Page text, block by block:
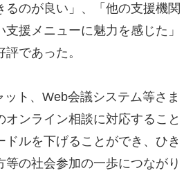
るのが良い」、「他の支援機関
支援メニューに魅力を感じた」
であった。
ト、Web会議システム等さま
オンライン相談に対応すること
ドルを下げることができ、ひき
等の社会参加の一歩につながり